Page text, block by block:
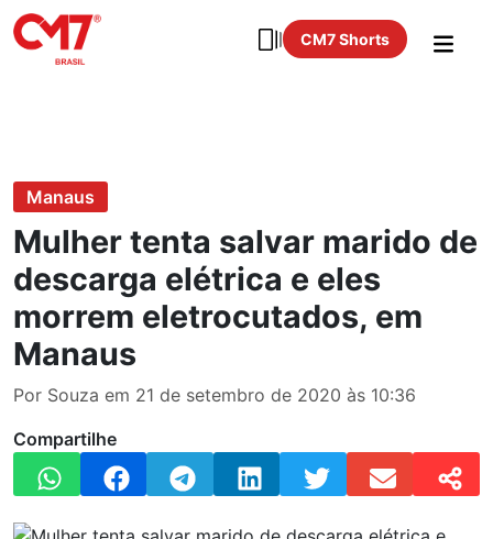
CM7 Shorts
Manaus
Mulher tenta salvar marido de
descarga elétrica e eles
morrem eletrocutados, em
Manaus
Por Souza em 21 de setembro de 2020 às 10:36
Compartilhe